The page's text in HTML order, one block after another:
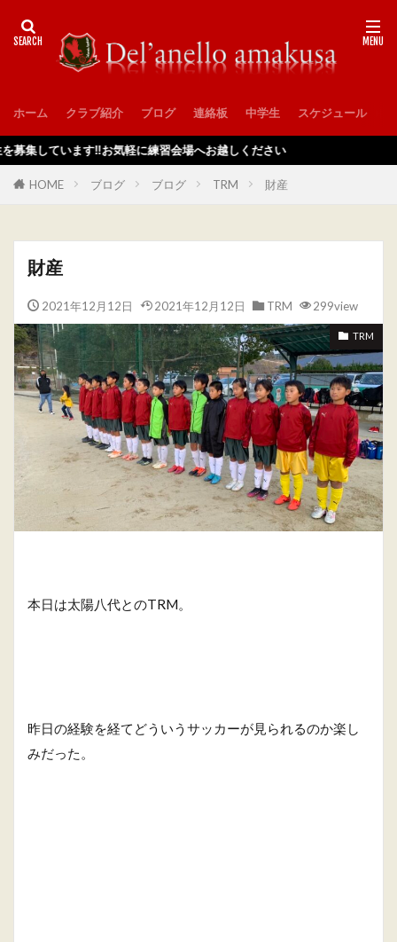
ホーム クラブ紹介 ブログ 連絡板 中学生 スケジュール
います‼️お気軽に練習会場へお越しください
HOME ブログ ブログ TRM 財産
財産
2021年12月12日 2021年12月12日 TRM 299view
TRM
本日は太陽八代とのTRM。
昨日の経験を経てどういうサッカーが見られるのか楽し
みだった。